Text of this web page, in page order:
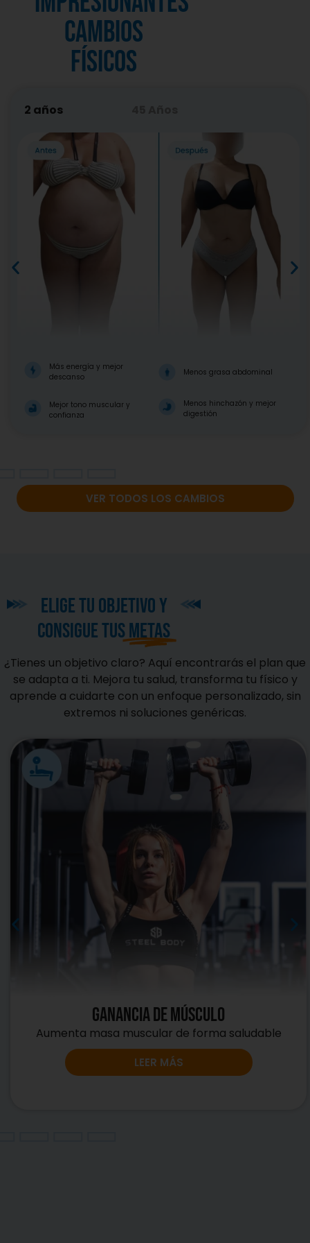
2 años
Más energía y mejor
descanso
Mejor tono muscular y
confianza
Menos grasa abdominal
Menos hinchazón y mejor
digestión
VER TODOS LOS CAMBIOS
cambios
físicos
elige tu objetivo y
consigue tusmetas
¿Tienes un objetivo claro? Aquí encontrarás el plan que
se adapta a ti. Mejora tu salud, transforma tu físico y
aprende a cuidarte con un enfoque personalizado, sin
extremos ni soluciones genéricas.
ganancia de músculo​
Aumenta masa muscular de forma saludable
LEER MÁS